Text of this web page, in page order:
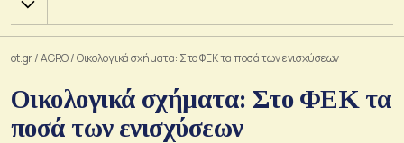
Χ.Α.
ot.gr/AGRO/Οικολογικά σχήματα: Στο ΦΕΚ τα ποσά των ενισχύσεων
Οικολογικά σχήματα: Στο ΦΕΚ τα
ποσά των ενισχύσεων